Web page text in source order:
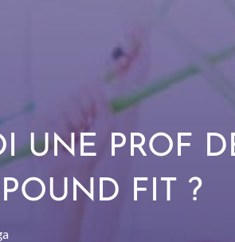
UNE PROF
FIT ?